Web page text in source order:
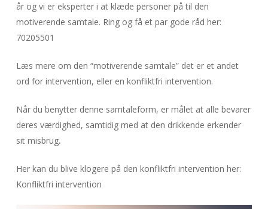
år og vi er eksperter i at klæde personer på til den
motiverende samtale. Ring og få et par gode råd her:
70205501
Læs mere om den “motiverende samtale” det er et andet
ord for intervention, eller en konfliktfri intervention.
Når du benytter denne samtaleform, er målet at alle bevarer
deres værdighed, samtidig med at den drikkende erkender
sit misbrug.
Her kan du blive klogere på den konfliktfri intervention her:
Konfliktfri intervention